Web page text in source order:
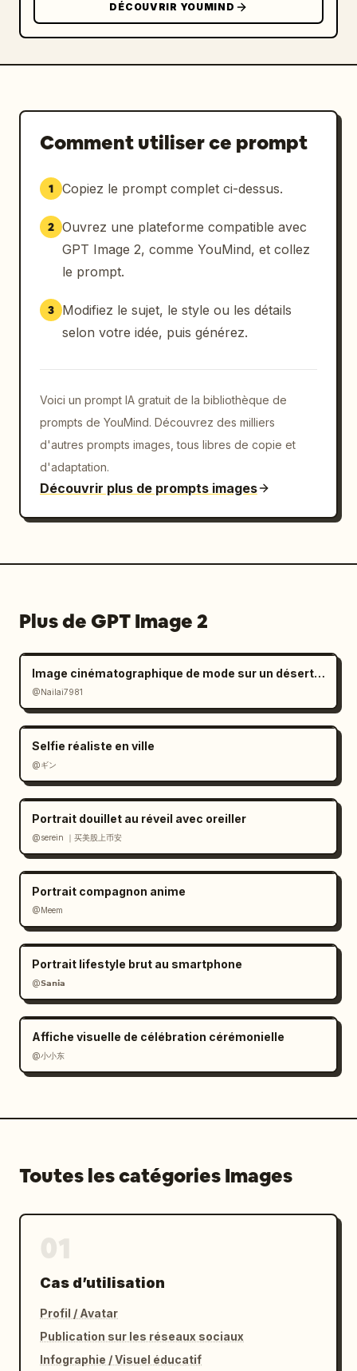
DÉCOUVRIR YOUMIND
Comment utiliser ce prompt
1 Copiez le prompt complet ci-dessus.
2 Ouvrez une plateforme compatible avec
GPT Image 2, comme YouMind, et collez
le prompt.
3
Modifiez le sujet, le style ou les détails
selon votre idée, puis générez.
Voici un prompt IA gratuit de la bibliothèque de
prompts de YouMind. Découvrez des milliers
d'autres prompts images, tous libres de copie et
d'adaptation.
Découvrir plus de prompts images
Plus de GPT Image 2
Image cinématographique de mode sur un désert de sel à l'ambiance mélancolique
@Nailai7981
Selfie réaliste en ville
@ギン
Portrait douillet au réveil avec oreiller
@serein ｜买美股上币安
Portrait compagnon anime
@Meem
Portrait lifestyle brut au smartphone
@𝗦𝗮𝗻𝗶𝗮
Affiche visuelle de célébration cérémonielle
@小小东
Toutes les catégories Images
Cas d’utilisation
Profil / Avatar
Publication sur les réseaux sociaux
Infographie / Visuel éducatif